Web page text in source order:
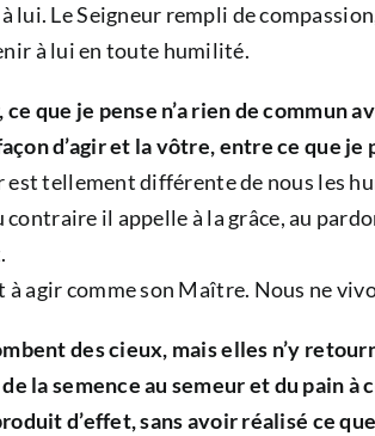
lui. Le Seigneur rempli de
à lui en toute humilité.
que je pense n’a rien de commun
d’agir et la vôtre, entre ce que
est tellement différente de nous les
il appelle à la grâce, au
à agir comme son Maître. Nous ne
des cieux, mais elles n’y
la semence au semeur et du pain
d’effet, sans avoir réalisé ce